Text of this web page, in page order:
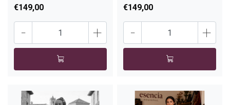
€149,00
- +
€149,00
- +